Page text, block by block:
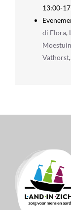
13:00-
di Flora,
Vathorst,